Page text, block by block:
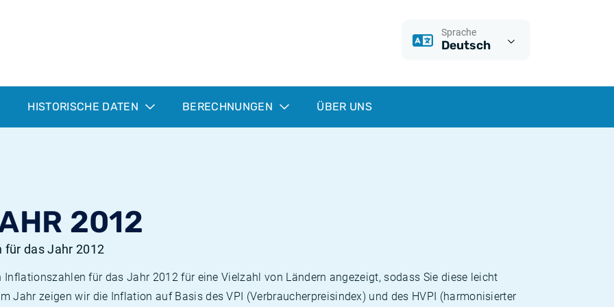
Sprache
Deutsch
HISTORISCHE DATEN BERECHNUNGEN ÜBER UNS
2012
das Jahr 2012
für das Jahr 2012 für eine Vielzahl von Ländern angezeigt, sodass Sie diese leicht
Jahr zeigen wir die Inflation auf Basis des VPI (Verbraucherpreisindex) und des HVPI (harmonisierter